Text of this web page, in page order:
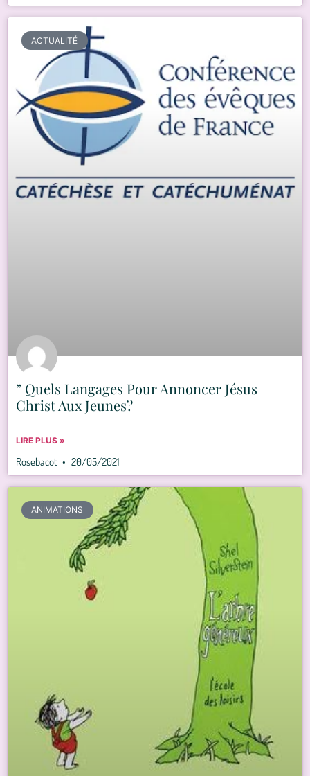
ACTUALITÉ
” Quels Langages Pour Annoncer Jésus
Christ Aux Jeunes?
LIRE PLUS »
Rosebacot 20/05/2021
ANIMATIONS